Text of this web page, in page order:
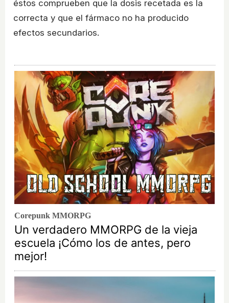
éstos comprueben que la dosis recetada es la
correcta y que el fármaco no ha producido
efectos secundarios.
Corepunk MMORPG
Un verdadero MMORPG de la vieja
escuela ¡Cómo los de antes, pero
mejor!